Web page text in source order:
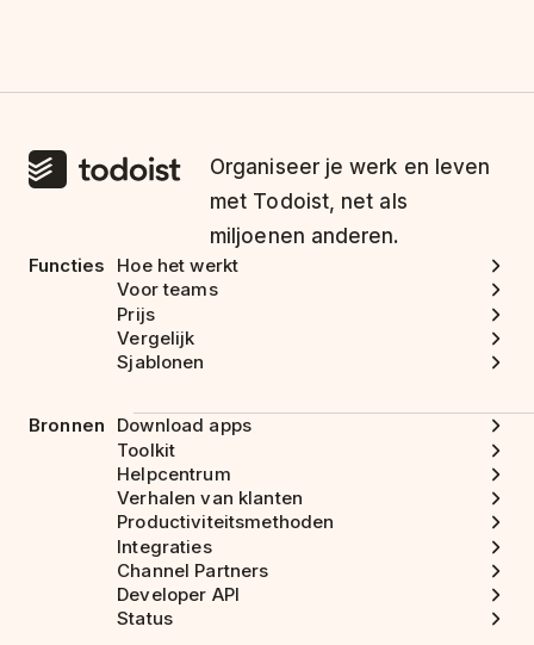
Organiseer je werk en leven
met Todoist, net als
miljoenen anderen.
Functies
Hoe het werkt
Voor teams
Prijs
Vergelijk
Sjablonen
Bronnen
Download apps
Toolkit
Helpcentrum
Verhalen van klanten
Productiviteitsmethoden
Integraties
Channel Partners
Developer API
Status